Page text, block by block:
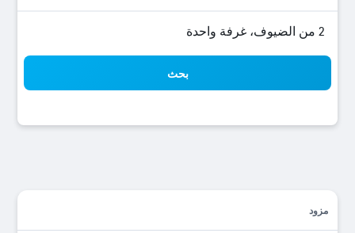
2 من الضيوف، غرفة واحدة
بحث
مزود